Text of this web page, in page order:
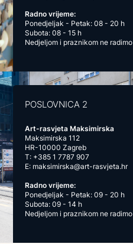
Radno vrijeme:
Ponedjeljak - Petak: 08 - 20 h
Subota: 08 - 15 h
Nedjeljom i praznikom ne radimo
POSLOVNICA 2
Art-rasvjeta Maksimirska
Maksimirska 112
HR-10000 Zagreb
T: +385 1 7787 907
E: maksimirska@art-rasvjeta.hr
Radno vrijeme:
Ponedjeljak - Petak: 09 - 20 h
Subota: 09 - 14 h
Nedjeljom i praznikom ne radimo